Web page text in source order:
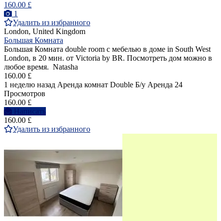
160.00 £
1
Удалить из избранного
London, United Kingdom
Большая Комната
Большая Комната double room с мебелью в доме in South West
London, в 20 мин. от Victoria by BR. Посмотреть дом можно в
любое время. Natasha
160.00 £
1 неделю назад Аренда комнат Double Б/у Аренда 24
Просмотров
160.00 £
Написать
160.00 £
Удалить из избранного